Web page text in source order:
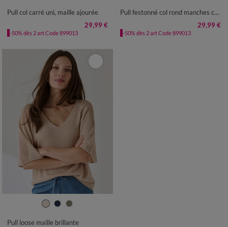
Pull col carré uni, maille ajourée
29,99 €
-50% dès 2 art Code 899013
Pull festonné col rond manches coudes, maille ajourée fantaisie
29,99 €
-50% dès 2 art Code 899013
38/40 42/44
Pull loose maille brillante